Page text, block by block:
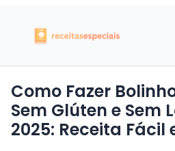
Como Fazer
Sem Glúten e Sem
2025: Receita Fácil